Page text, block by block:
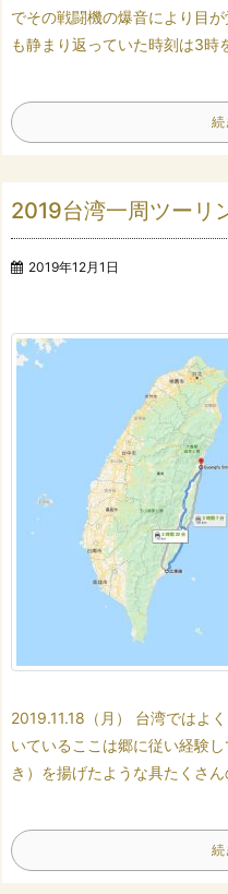
でその戦闘機の爆音により 目
も静まり返っていた時刻は3時
続
2019台湾一周ツー
2019年12月1日
2019.11.18（月） 台湾ではよ
いている ここは郷に従い経験し
き）を揚げたような具たくさん
続